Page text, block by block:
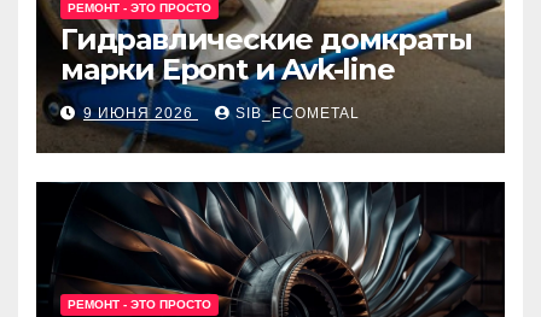
РЕМОНТ - ЭТО ПРОСТО
Гидравлические домкраты
марки Epont и Avk-line
9 ИЮНЯ 2026 SIB_ECOMETAL
РЕМОНТ - ЭТО ПРОСТО